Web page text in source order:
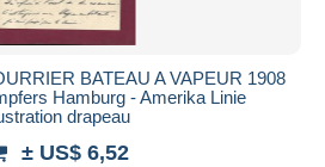
BATEAU A VAPEUR 1908
Hamburg - Amerika Linie
drapeau
± US$ 6,52